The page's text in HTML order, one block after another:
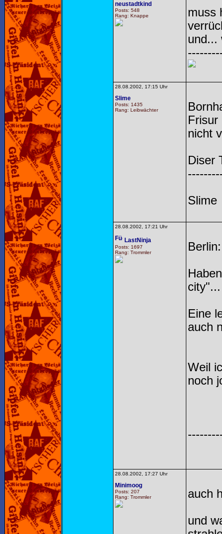
neustadtkind
Posts: 548
Rang: Knappe
muss
und...
28.08.2002, 17:15 Uhr
Slime
Posts: 1435
Rang: Leibwächter
Frisur
nicht
Diser
Slime
28.08.2002, 17:21 Uhr
LastNinja
Posts: 1697
Rang: Trommler
city"...
Eine
auch
Weil
noch
28.08.2002, 17:27 Uhr
Minimoog
Posts: 207
Rang: Trommler
auch
und